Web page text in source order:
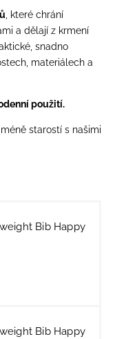
, které chrání
a dělají z krmení
snadno
materiálech a
použití.
starostí s našimi
Bib Happy
Bib Happy